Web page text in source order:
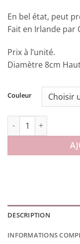
En bel état, peut
Fait en Irlande par
Prix à l’unité.
Diamètre 8cm
Couleur
quantité de Mug Irish
DESCRIPTION
INFORMATIONS